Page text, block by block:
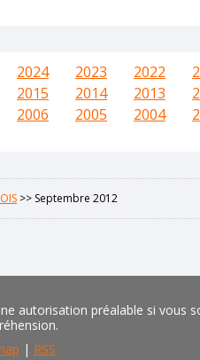
2024 2023 2022
2015 2014 2013
2006 2005 2004
>> Septembre 2012
autorisation préalable si vous
| RSS